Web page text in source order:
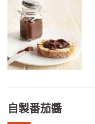
自製番茄醬